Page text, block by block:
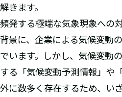
解きます。
頻発する極端な気象現象への
背景に、企業による気候変動
でいます。しかし、気候変動
する「気候変動予測情報」や
外に数多く存在するため、い